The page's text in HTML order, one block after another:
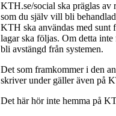
KTH.se/social ska präglas av
som du själv vill bli
KTH ska användas med sunt
lagar ska följas. Om detta
bli avstängd från systemen.
Det som framkommer i den
skriver under gäller även på
Det här hör inte hemma på